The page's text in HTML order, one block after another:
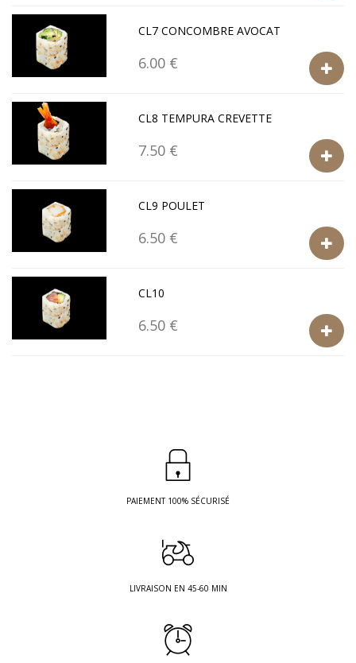
CL7 CONCOMBRE AVOCAT
6.00 €
CL8 TEMPURA CREVETTE
7.50 €
CL9 POULET
6.50 €
CL10
6.50 €
PAIEMENT 100% SÉCURISÉ
LIVRAISON EN 45-60 MIN